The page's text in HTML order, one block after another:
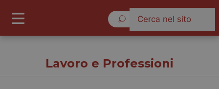
Lavoro e Professioni